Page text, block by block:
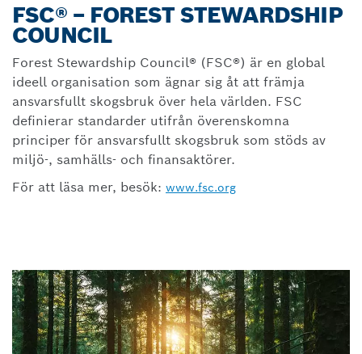
FSC® – FOREST STEWARDSHIP
COUNCIL
Forest Stewardship Council® (FSC®) är en global
ideell organisation som ägnar sig åt att främja
ansvarsfullt skogsbruk över hela världen. FSC
definierar standarder utifrån överenskomna
principer för ansvarsfullt skogsbruk som stöds av
miljö-, samhälls- och finansaktörer.
För att läsa mer, besök: www.fsc.org